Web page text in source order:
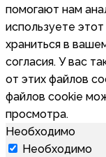
помогают нам
используете
храниться в
согласия. У вас
от этих файлов
файлов cookie
просмотра.
Необходимо
Необходимо